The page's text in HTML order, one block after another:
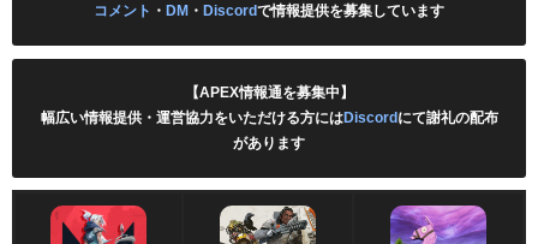
コメント ・ DM ・ Discordで情報提供を募集しています
【APEX情報通を募集中】
幅広い情報提供・運営協力をいただける方にはDiscordにて謝礼の配布
があります